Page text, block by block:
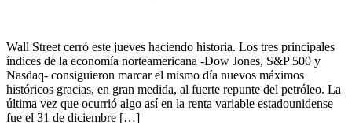
Wall Street cerró este jueves haciendo historia. Los tres principales
índices de la economía norteamericana -Dow Jones, S&P 500 y
Nasdaq- consiguieron marcar el mismo día nuevos máximos
históricos gracias, en gran medida, al fuerte repunte del petróleo. La
última vez que ocurrió algo así en la renta variable estadounidense
fue el 31 de diciembre […]